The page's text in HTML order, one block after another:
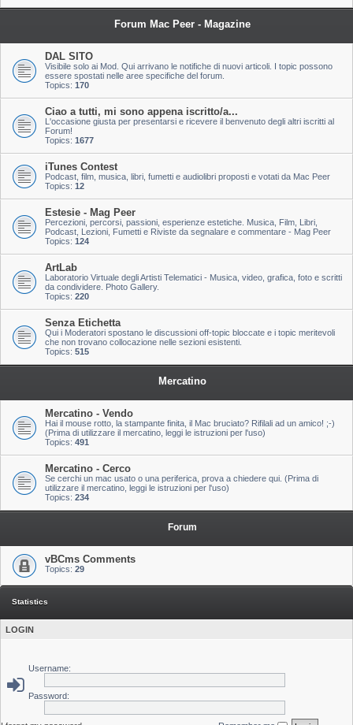
Forum Mac Peer - Magazine
DAL SITO
Visibile solo ai Mod. Qui arrivano le notifiche di nuovi articoli. I topic possono
essere spostati nelle aree specifiche del forum.
Topics: 170
Ciao a tutti, mi sono appena iscritto/a...
L'occasione giusta per presentarsi e ricevere il benvenuto degli altri iscritti al
Forum!
Topics: 1677
iTunes Contest
Podcast, film, musica, libri, fumetti e audiolibri proposti e votati da Mac Peer
Topics: 12
Estesie - Mag Peer
Percezioni, percorsi, passioni, esperienze estetiche. Musica, Film, Libri,
Podcast, Lezioni, Fumetti e Riviste da segnalare e commentare - Mag Peer
Topics: 124
ArtLab
Laboratorio Virtuale degli Artisti Telematici - Musica, video, grafica, foto e scritti
da condividere. Photo Gallery.
Topics: 220
Senza Etichetta
Qui i Moderatori spostano le discussioni off-topic bloccate e i topic meritevoli
che non trovano collocazione nelle sezioni esistenti.
Topics: 515
Mercatino
Mercatino - Vendo
Hai il mouse rotto, la stampante finita, il Mac bruciato? Rifilali ad un amico! ;-)
(Prima di utilizzare il mercatino, leggi le istruzioni per l'uso)
Topics: 491
Mercatino - Cerco
Se cerchi un mac usato o una periferica, prova a chiedere qui. (Prima di
utilizzare il mercatino, leggi le istruzioni per l'uso)
Topics: 234
Forum
vBCms Comments
Topics: 29
Statistics
LOGIN
Username:
Password: